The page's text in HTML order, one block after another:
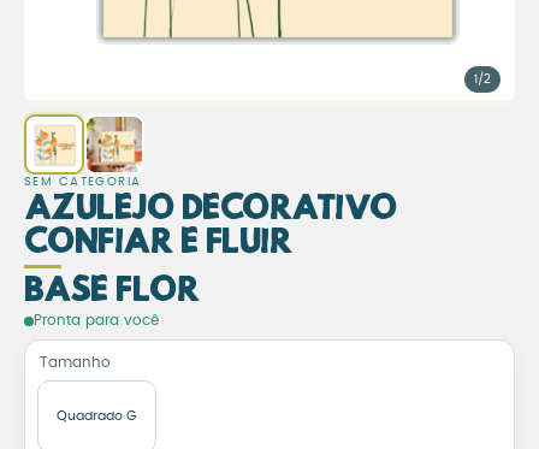
1/2
SEM CATEGORIA
Azulejo Decorativo
Confiar e Fluir
Base Flor
Azulejo Decorativo Confiar
Pronta para você
Tamanho
Quadrado G